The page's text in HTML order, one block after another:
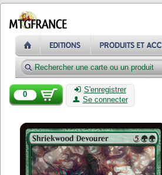
0
S'enregistrer
Se connecter